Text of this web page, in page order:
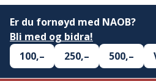
Er du fornøyd med NAOB?
Bli med og bidra!
100,–
250,– 500,–